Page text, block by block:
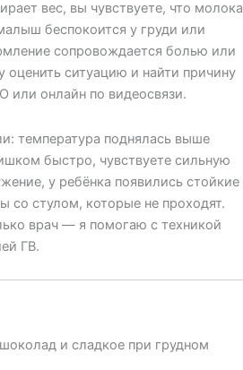
вес, вы чувствуете, что молока
беспокоится у груди или
сопровождается болью или
ситуацию и найти причину
онлайн по видеосвязи.
температура поднялась выше
быстро, чувствуете сильную
у ребёнка появились стойкие
со стулом, которые не проходят.
врач — я помогаю с техникой
ГВ.
и сладкое при грудном